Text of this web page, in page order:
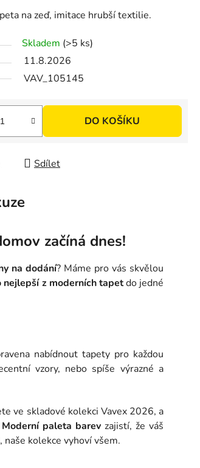
na zeď, imitace hrubší textilie.
Skladem (>5 ks)
11.8.2026
VAV_105145
DO KOŠÍKU
Sdílet
začíná dnes!
na dodání? Máme pro vás skvělou
nejlepší z moderních tapetdo jedné
nabídnout tapety pro každou
vzory, nebo spíše výrazné a
ve skladové kolekci Vavex 2026, a
Moderní paleta barev zajistí, že váš
kolekce vyhoví všem.